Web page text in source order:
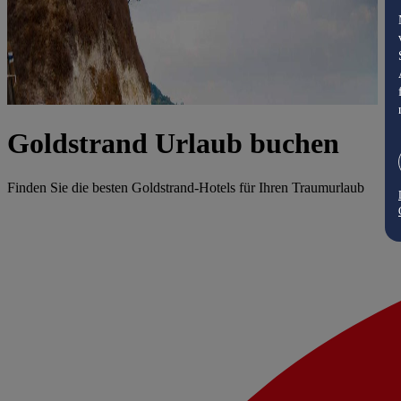
Goldstrand Urlaub buchen
Finden Sie die besten Goldstrand-Hotels für Ihren Traumurlaub